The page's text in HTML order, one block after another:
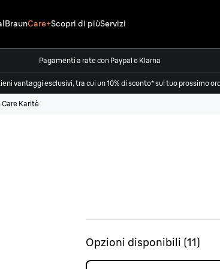
BraunCare+Scopri di piùServizi
Pagamenti a rate con Paypal e Klarna
vantaggi esclusivi, tra cui un 10% di sconto* sul tuo prossimo
Care Karitè
Opzioni disponibili (11)